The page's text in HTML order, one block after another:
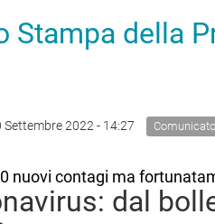
Stampa della
Settembre 2022 - 14:27
nuovi contagi ma
dal